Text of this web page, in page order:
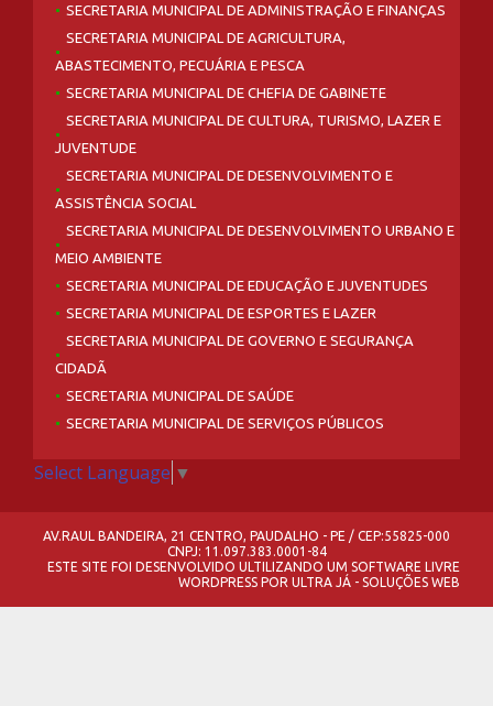
SECRETARIA MUNICIPAL DE ADMINISTRAÇÃO E FINANÇAS
SECRETARIA MUNICIPAL DE AGRICULTURA,
ABASTECIMENTO, PECUÁRIA E PESCA
SECRETARIA MUNICIPAL DE CHEFIA DE GABINETE
SECRETARIA MUNICIPAL DE CULTURA, TURISMO, LAZER E
JUVENTUDE
SECRETARIA MUNICIPAL DE DESENVOLVIMENTO E
ASSISTÊNCIA SOCIAL
SECRETARIA MUNICIPAL DE DESENVOLVIMENTO URBANO E
MEIO AMBIENTE
SECRETARIA MUNICIPAL DE EDUCAÇÃO E JUVENTUDES
SECRETARIA MUNICIPAL DE ESPORTES E LAZER
SECRETARIA MUNICIPAL DE GOVERNO E SEGURANÇA
CIDADÃ
SECRETARIA MUNICIPAL DE SAÚDE
SECRETARIA MUNICIPAL DE SERVIÇOS PÚBLICOS
Select Language ▼
AV.RAUL BANDEIRA, 21 CENTRO, PAUDALHO - PE / CEP:55825-000
CNPJ: 11.097.383.0001-84
ESTE SITE FOI DESENVOLVIDO ULTILIZANDO UM SOFTWARE LIVRE
WORDPRESS POR ULTRA JÁ - SOLUÇÕES WEB